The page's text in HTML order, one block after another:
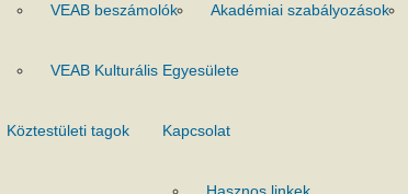
VEAB beszámolók Akadémiai szabályozások
VEAB Kulturális Egyesülete
Köztestületi tagok Kapcsolat